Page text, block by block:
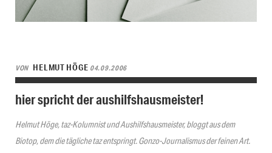
VON HELMUT HÖGE 04.09.2006
hier spricht der aushilfshausmeister!
Helmut Höge, taz-Kolumnist und Aushilfshausmeister, bloggt aus dem
Biotop, dem die tägliche taz entspringt. Gonzo-Journalismus der feinen Art.